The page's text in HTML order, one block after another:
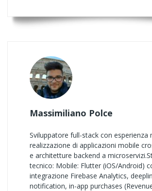
Massimiliano Polce
Sviluppatore full-stack con esperienza
realizzazione di applicazioni mobile
e architetture backend a
tecnico: Mobile: Flutter (iOS/Android)
integrazione Firebase Analytics,
notification, in-app purchases